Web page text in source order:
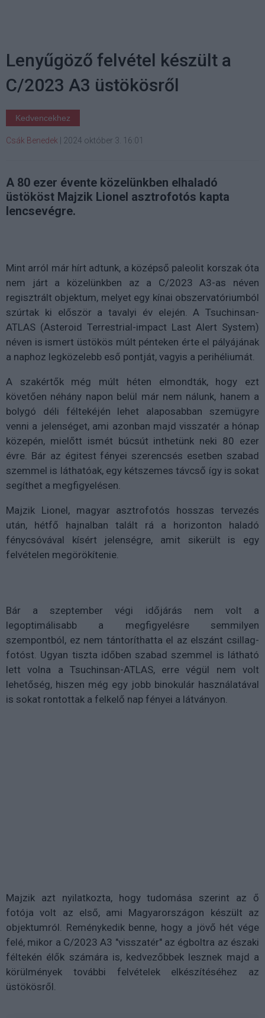
Lenyűgöző felvétel készült a
C/2023 A3 üstökösről
Kedvencekhez
Csák Benedek 2024 október 3. 16:01
A 80 ezer évente közelünkben elhaladó
üstököst Majzik Lionel asztrofotós kapta
lencsevégre.
Mint arról már hírt adtunk, a középső paleolit korszak óta
nem járt a közelünkben az a C/2023 A3-as néven
regisztrált objektum, melyet egy kínai obszervatóriumból
szúrtak ki először a tavalyi év elején. A Tsuchinsan-
ATLAS (Asteroid Terrestrial-impact Last Alert System)
néven is ismert üstökös múlt pénteken érte el pályájának
a naphoz legközelebb eső pontját, vagyis a perihéliumát.
A szakértők még múlt héten elmondták, hogy ezt
követően néhány napon belül már nem nálunk, hanem a
bolygó déli féltekéjén lehet alaposabban szemügyre
venni a jelenséget, ami azonban majd visszatér a hónap
közepén, mielőtt ismét búcsút inthetünk neki 80 ezer
évre. Bár az égitest fényei szerencsés esetben szabad
szemmel is láthatóak, egy kétszemes távcső így is sokat
segíthet a megfigyelésen.
Majzik Lionel, magyar asztrofotós hosszas tervezés
után, hétfő hajnalban talált rá a horizonton haladó
fénycsóvával kísért jelenségre, amit sikerült is egy
felvételen megörökítenie.
Bár a szeptember végi időjárás nem volt a
legoptimálisabb a megfigyelésre semmilyen
szempontból, ez nem tántoríthatta el az elszánt csillag-
fotóst. Ugyan tiszta időben szabad szemmel is látható
lett volna a Tsuchinsan-ATLAS, erre végül nem volt
lehetőség, hiszen még egy jobb binokulár használatával
is sokat rontottak a felkelő nap fényei a látványon.
Majzik azt nyilatkozta, hogy tudomása szerint az ő
fotója volt az első, ami Magyarországon készült az
objektumról. Reménykedik benne, hogy a jövő hét vége
felé, mikor a C/2023 A3 "visszatér" az égboltra az északi
féltekén élők számára is, kedvezőbbek lesznek majd a
körülmények további felvételek elkészítéséhez az
üstökösről.